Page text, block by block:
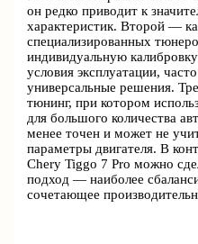
он редко приводит к
характеристик. Второй —
специализированных
индивидуальную
условия эксплуатации,
универсальные решения.
тюнинг, при котором
для большого количества
менее точен и может не
параметры двигателя. В
Chery Tiggo 7 Pro можно
подход — наиболее
сочетающее